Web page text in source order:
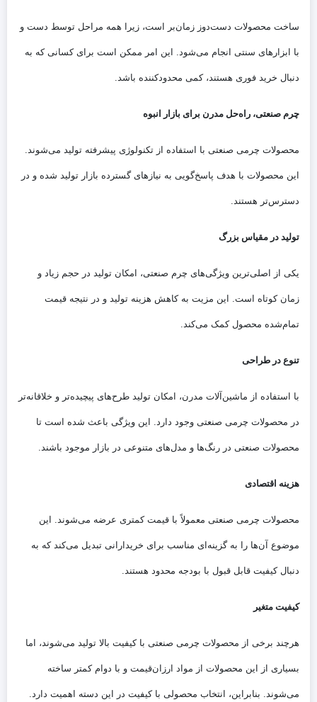
ساخت محصولات دست‌دوز زمان‌بر است، زیرا همه مراحل توسط دست و
با ابزارهای سنتی انجام می‌شود. این امر ممکن است برای کسانی که به
دنبال خرید فوری هستند، کمی محدودکننده باشد.
چرم صنعتی، راه‌حل مدرن برای بازار انبوه
محصولات چرمی صنعتی با استفاده از تکنولوژی پیشرفته تولید می‌شوند.
این محصولات با هدف پاسخ‌گویی به نیازهای گسترده بازار تولید شده و در
دسترس‌تر هستند.
تولید در مقیاس بزرگ
یکی از اصلی‌ترین ویژگی‌های چرم صنعتی، امکان تولید در حجم زیاد و
زمان کوتاه است. این مزیت به کاهش هزینه تولید و در نتیجه قیمت
تمام‌شده محصول کمک می‌کند.
تنوع در طراحی
با استفاده از ماشین‌آلات مدرن، امکان تولید طرح‌های پیچیده‌تر و خلاقانه‌تر
در محصولات چرمی صنعتی وجود دارد. این ویژگی باعث شده است تا
محصولات صنعتی در رنگ‌ها و مدل‌های متنوعی در بازار موجود باشند.
هزینه اقتصادی
محصولات چرمی صنعتی معمولاً با قیمت کمتری عرضه می‌شوند. این
موضوع آن‌ها را به گزینه‌ای مناسب برای خریدارانی تبدیل می‌کند که به
دنبال کیفیت قابل قبول با بودجه محدود هستند.
کیفیت متغیر
هرچند برخی از محصولات چرمی صنعتی با کیفیت بالا تولید می‌شوند، اما
بسیاری از این محصولات از مواد ارزان‌قیمت و با دوام کمتر ساخته
می‌شوند. بنابراین، انتخاب محصولی با کیفیت در این دسته اهمیت دارد.